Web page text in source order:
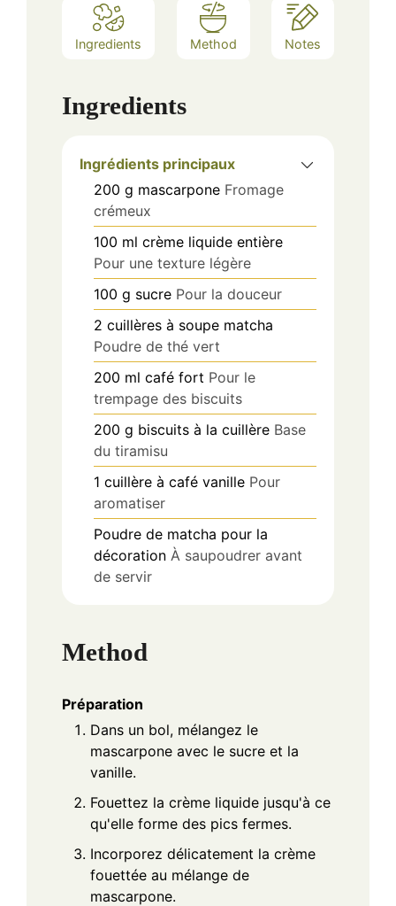
Ingredients Method Notes
Ingredients
Ingrédients principaux
200 g mascarpone Fromage
crémeux
100 ml crème liquide entière
Pour une texture légère
100 g sucre Pour la douceur
2 cuillères à soupe matcha
Poudre de thé vert
200 ml café fort Pour le
trempage des biscuits
200 g biscuits à la cuillère Base
du tiramisu
1 cuillère à café vanille Pour
aromatiser
Poudre de matcha pour la
décoration À saupoudrer avant
de servir
Method
Préparation
Dans un bol, mélangez le
mascarpone avec le sucre et la
vanille.
Fouettez la crème liquide jusqu'à ce
qu'elle forme des pics fermes.
Incorporez délicatement la crème
fouettée au mélange de
mascarpone.